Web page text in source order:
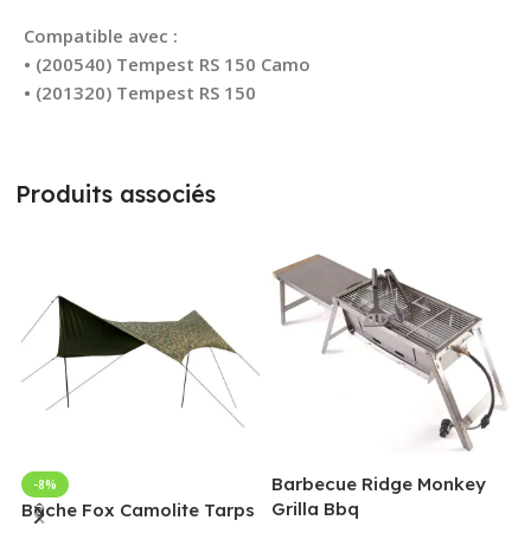
Compatible avec :
• (200540) Tempest RS 150 Camo
• (201320) Tempest RS 150
Produits associés
-8%
Bâche Fox Camolite Tarps
Barbecue Ridge Monkey
Grilla Bbq